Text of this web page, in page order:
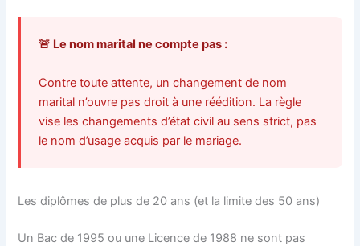
🚨 Le nom marital ne compte pas :
Contre toute attente, un changement de nom
marital n’ouvre pas droit à une réédition. La règle
vise les changements d’état civil au sens strict, pas
le nom d’usage acquis par le mariage.
Les diplômes de plus de 20 ans (et la limite des 50 ans)
Un Bac de 1995 ou une Licence de 1988 ne sont pas